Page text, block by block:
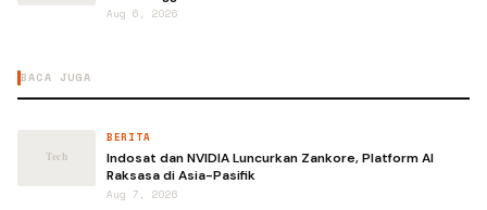
Aug 6, 2026
BACA JUGA
BERITA
Indosat dan NVIDIA Luncurkan Zankore, Platform AI
Raksasa di Asia-Pasifik
Aug 7, 2026